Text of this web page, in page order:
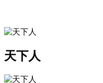
天下人